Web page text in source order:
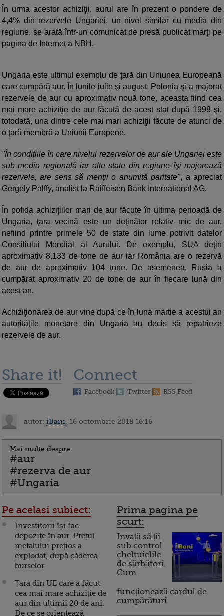
În urma acestor achiziţii, aurul are în prezent o pondere de
4,4% din rezervele Ungariei, un nivel similar cu media din
regiune, se arată într-un comunicat de presă publicat marţi pe
pagina de Internet a NBH.
Ungaria este ultimul exemplu de ţară din Uniunea Europeană
care cumpără aur. În lunile iulie şi august, Polonia şi-a majorat
rezervele de aur cu aproximativ nouă tone, aceasta fiind cea
mai mare achiziţie de aur făcută de acest stat după 1998 şi,
totodată, una dintre cele mai mari achiziţii făcute de atunci de
o ţară membră a Uniunii Europene.
"În condiţiile în care nivelul rezervelor de aur ale Ungariei este
sub media regională iar alte state din regiune îşi majorează
rezervele, are sens să menţii o anumită paritate", a apreciat
Gergely Palffy, analist la Raiffeisen Bank International AG.
În pofida achiziţiilor mari de aur făcute în ultima perioadă de
Ungaria, ţara vecină este un deţinător relativ mic de aur,
nefiind printre primele 50 de state din lume potrivit datelor
Consiliului Mondial al Aurului. De exemplu, SUA deţin
aproximativ 8.133 de tone de aur iar România are o rezervă
de aur de aproximativ 104 tone. De asemenea, Rusia a
cumpărat aproximativ 20 de tone de aur în fiecare lună din
acest an.
Achiziţionarea de aur vine după ce în luna martie a acestui an
autorităţile monetare din Ungaria au decis să repatrieze
rezervele de aur.
Share it! Connect
Facebook Twitter RSS Feed
autor: iBani , 16 octombrie 2018 16:16
Mai multe despre:
#aur
#rezerva de aur
#Ungaria
Pe acelasi subiect:
Investitorii își fac
depozite în aur. Prețul
metalului prețios a
explodat, după căderea
burselor
Țara din UE care a făcut
cea mai mare achiziție de
aur din ultimii 20 de ani.
De ce se orientează
Prima pagina pe
scurt:
Invață să ții
sub control
cheltuielile
de sărbători.
Cum
funcționează cardul de
cumpărături